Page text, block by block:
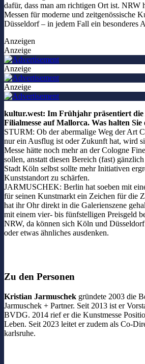
dafür, dass man am richtigen Ort ist. NRW
Messen für moderne und zeitgenössische
Düsseldorf – in jedem Fall ein besonderes
Anzeigen
Anzeige
Anzeige
Anzeige
kultur.west: Im Frühjahr präsentiert die
Filialmesse auf Mallorca. Was halten Sie
STURM: Ob der abermalige Weg der Art
nur ein Ausflug ist oder Zukunft hat, wird
Messe hätte noch mehr an der Cologne
sollen, anstatt diesen Bereich (fast)
Stadt Köln selbst sollte mehr Initiativen
Kunststandort zu schärfen.
JARMUSCHEK: Berlin hat soeben mit
für seinen Kunstmarkt ein Zeichen für die
hat ihr Ohr direkt in die Galerienszene
mit einem vier- bis fünfstelligen Preisgeld
NRW, da können sich Köln und
oder etwas ähnliches ausdenken.
Zu den Personen
Kristian Jarmuschek gründete 2003 die
Jarmuschek + Partner. Seit 2013 ist er
BVDG. 2014 rief er die Kunstmesse
Leben. Seit 2023 leitet er zudem als Co-
karlsruhe.